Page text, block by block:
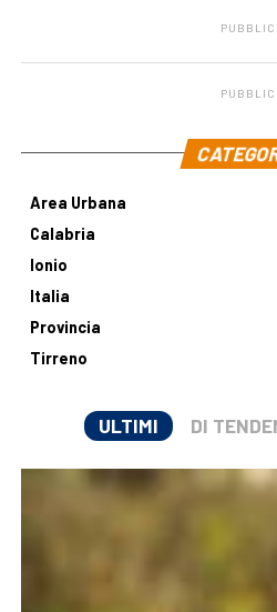
Area Urbana
Calabria
Ionio
Italia
Provincia
Tirreno
ULTIMI DI